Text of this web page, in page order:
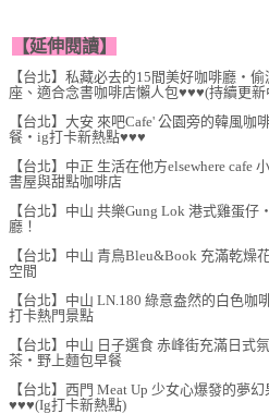
【延伸閱讀】
【台北】私藏必去的15間美好咖啡廳‧
座、適合念書咖啡店懶人包♥♥♥(持續更新
【台北】大安 來吧Cafe' 公園旁的韓風
餐‧ig打卡新熱點♥♥♥
【台北】中正 生活在他方elsewhere
書屋與甜點咖啡店
【台北】中山 共樂Gung Lok 港式雞蛋
廳！
【台北】中山 青鳥Bleu&Book 充滿乾
空間
【台北】中山 LN.180 綠意盎然的白色
打卡熱門景點
【台北】中山 日子選食 赤峰街充滿日
茶‧野上麵包早餐
【台北】西門 Meat Up 少女心爆發的夢
♥♥♥(Ig打卡新熱點)